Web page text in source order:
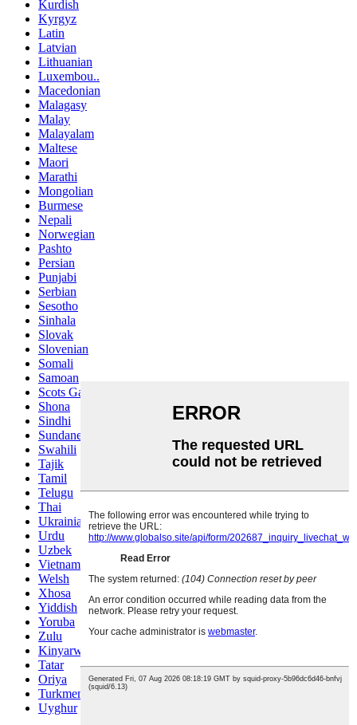
Kurdish
Kyrgyz
Latin
Latvian
Lithuanian
Luxembou..
Macedonian
Malagasy
Malay
Malayalam
Maltese
Maori
Marathi
Mongolian
Burmese
Nepali
Norwegian
Pashto
Persian
Punjabi
Serbian
Sesotho
Sinhala
Slovak
Slovenian
Somali
Samoan
Scots Gaelic
Shona
Sindhi
Sundanese
Swahili
Tajik
Tamil
Telugu
Thai
Ukrainian
Urdu
Uzbek
Vietnamese
Welsh
Xhosa
Yiddish
Yoruba
Zulu
Kinyarwanda
Tatar
Oriya
Turkmen
Uyghur